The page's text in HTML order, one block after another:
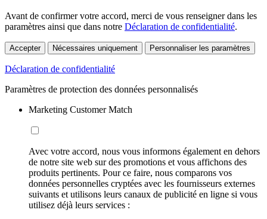
Avant de confirmer votre accord, merci de vous renseigner dans les
paramètres ainsi que dans notre Déclaration de confidentialité.
Accepter Nécessaires uniquement Personnaliser les paramètres
Déclaration de confidentialité
Paramètres de protection des données personnalisés
Marketing Customer Match
Avec votre accord, nous vous informons également en dehors
de notre site web sur des promotions et vous affichons des
produits pertinents. Pour ce faire, nous comparons vos
données personnelles cryptées avec les fournisseurs externes
suivants et utilisons leurs canaux de publicité en ligne si vous
utilisez déjà leurs services :